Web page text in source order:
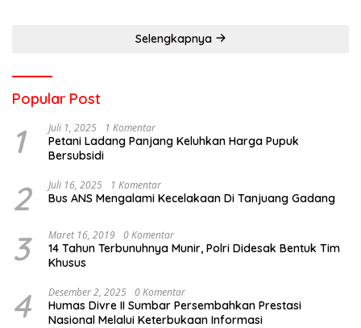
Selengkapnya
Popular Post
1 Juli 1, 2025 1 Komentar
Petani Ladang Panjang Keluhkan Harga Pupuk
Bersubsidi
2 Juli 16, 2025 1 Komentar
Bus ANS Mengalami Kecelakaan Di Tanjuang Gadang
3 Maret 16, 2019 0 Komentar
14 Tahun Terbunuhnya Munir, Polri Didesak Bentuk Tim
Khusus
4 Desember 2, 2025 0 Komentar
Humas Divre II Sumbar Persembahkan Prestasi
Nasional Melalui Keterbukaan Informasi